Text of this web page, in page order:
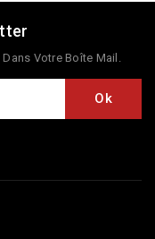
Votre Boîte Mail.